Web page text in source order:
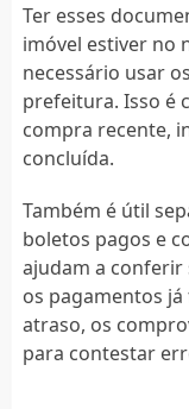
Ter esses
imóvel estiver no
necessário usar
prefeitura. Isso é
compra recente,
concluída.
Também é útil
boletos pagos e
ajudam a conferir
os pagamentos
atraso, os
para contestar